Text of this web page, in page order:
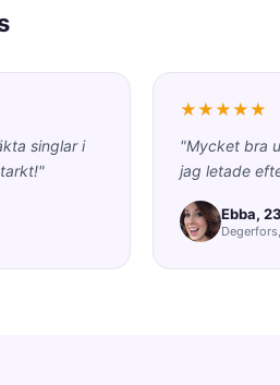
singlar i
★★★★★
"Mycket bra
jag letade
Ebba, 23